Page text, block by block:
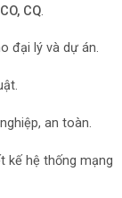
CO, CQ.
đại lý và dự án.
an toàn.
kế hệ thống mạng